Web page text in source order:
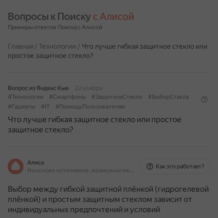
Вопросы к Поиску с Алисой
Примеры ответов Поиска с Алисой
Главная / Технологии / Что лучше гибкая защитное стекло или
простое защитное стекло?
Вопрос из Яндекс Кью
22 ноября
#Технологии
#Смартфоны #ЗащитноеСтекло
#ВыборСтекла
#Гаджеты
#IT #ПомощьПользователям
Что лучше гибкая защитное стекло или простое
защитное стекло?
Алиса
На основе источников, возможны неточности
Как это работает?
Выбор между гибкой защитной плёнкой (гидрогелевой
плёнкой) и простым защитным стеклом зависит от
индивидуальных предпочтений и условий